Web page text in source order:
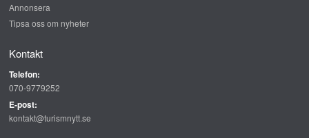
Annonsera
Tipsa oss om nyheter
Kontakt
Telefon:
070-9779252
E-post:
kontakt@turismnytt.se